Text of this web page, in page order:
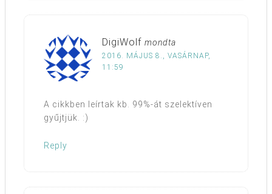
DigiWolf mondta
2016. MÁJUS 8., VASÁRNAP,
11:59
A cikkben leírtak kb. 99%-át szelektíven
gyűjtjük. :)
Reply